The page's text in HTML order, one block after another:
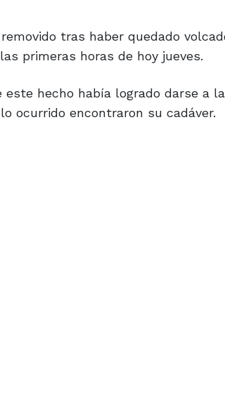
primeras horas de hoy jueves.
ocurrido encontraron su cadáver.